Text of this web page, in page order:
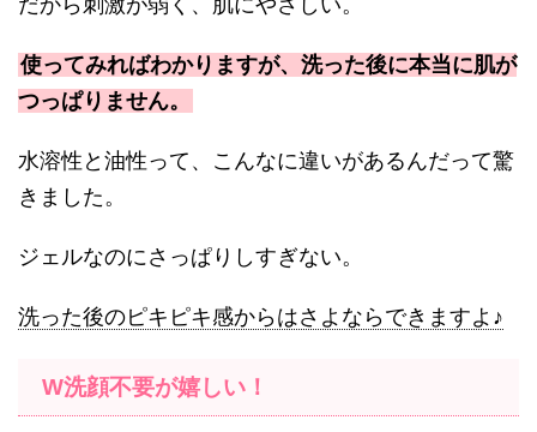
だから刺激が弱く、肌にやさしい。
使ってみればわかりますが、洗った後に本当に肌が
つっぱりません。
水溶性と油性って、こんなに違いがあるんだって驚
きました。
ジェルなのにさっぱりしすぎない。
洗った後のピキピキ感からはさよならできますよ♪
W洗顔不要が嬉しい！